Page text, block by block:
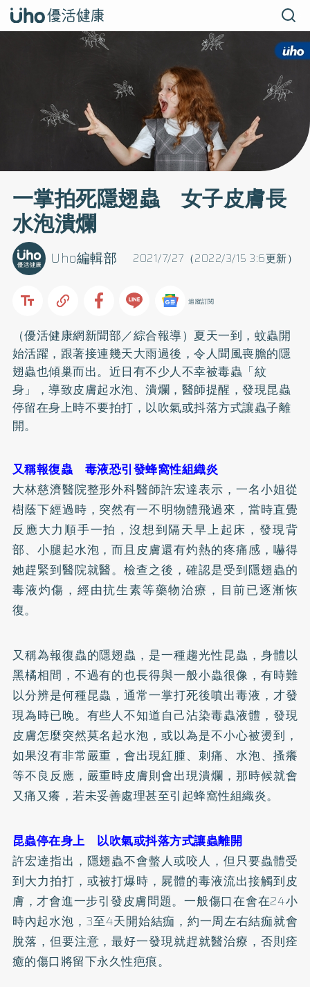
一掌拍死隱翅蟲 女子皮膚長
水泡潰爛
2021/7/27（2022/3/15 3:6更新）
Uho編輯部
追蹤訂閱
（優活健康網新聞部／綜合報導）夏天一到，蚊蟲開
始活躍，跟著接連幾天大雨過後，令人聞風喪膽的隱
翅蟲也傾巢而出。近日有不少人不幸被毒蟲「紋
身」，導致皮膚起水泡、潰爛，醫師提醒，發現昆蟲
停留在身上時不要拍打，以吹氣或抖落方式讓蟲子離
開。
又稱報復蟲 毒液恐引發蜂窩性組織炎
大林慈濟醫院整形外科醫師許宏達表示，一名小姐從
樹蔭下經過時，突然有一不明物體飛過來，當時直覺
反應大力順手一拍，沒想到隔天早上起床，發現背
部、小腿起水泡，而且皮膚還有灼熱的疼痛感，嚇得
她趕緊到醫院就醫。檢查之後，確認是受到隱翅蟲的
毒液灼傷，經由抗生素等藥物治療，目前已逐漸恢
復。
又稱為報復蟲的隱翅蟲，是一種趨光性昆蟲，身體以
黑橘相間，不過有的也長得與一般小蟲很像，有時難
以分辨是何種昆蟲，通常一掌打死後噴出毒液，才發
現為時已晚。有些人不知道自己沾染毒蟲液體，發現
皮膚怎麼突然莫名起水泡，或以為是不小心被燙到，
如果沒有非常嚴重，會出現紅腫、刺痛、水泡、搔癢
等不良反應，嚴重時皮膚則會出現潰爛，那時候就會
又痛又癢，若未妥善處理甚至引起蜂窩性組織炎。
昆蟲停在身上 以吹氣或抖落方式讓蟲離開
許宏達指出，隱翅蟲不會螫人或咬人，但只要蟲體受
到大力拍打，或被打爆時，屍體的毒液流出接觸到皮
膚，才會進一步引發皮膚問題。一般傷口在會在24小
時內起水泡，3至4天開始結痂，約一周左右結痂就會
脫落，但要注意，最好一發現就趕就醫治療，否則痊
癒的傷口將留下永久性疤痕。